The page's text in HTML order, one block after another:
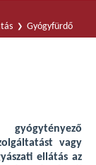
Gyógyfürdő
vagy
ellátás az